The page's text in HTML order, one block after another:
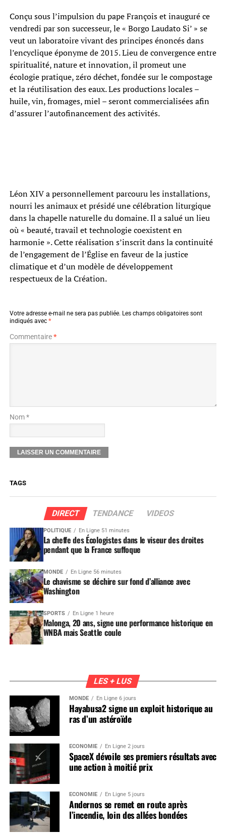
Conçu sous l’impulsion du pape François et inauguré ce
vendredi par son successeur, le « Borgo Laudato Si’ » se
veut un laboratoire vivant des principes énoncés dans
l’encyclique éponyme de 2015. Lieu de convergence entre
spiritualité, nature et innovation, il promeut une
écologie pratique, zéro déchet, fondée sur le compostage
et la réutilisation des eaux. Les productions locales –
huile, vin, fromages, miel – seront commercialisées afin
d’assurer l’autofinancement des activités.
Léon XIV a personnellement parcouru les installations,
nourri les animaux et présidé une célébration liturgique
dans la chapelle naturelle du domaine. Il a salué un lieu
où « beauté, travail et technologie coexistent en
harmonie ». Cette réalisation s’inscrit dans la continuité
de l’engagement de l’Église en faveur de la justice
climatique et d’un modèle de développement
respectueux de la Création.
Votre adresse e-mail ne sera pas publiée. Les champs obligatoires sont
indiqués avec *
Commentaire*
Nom *
TAGS
DIRECT TENDANCE VIDEOS
POLITIQUE En Ligne 51 minutes
La cheffe des Écologistes dans le viseur des droites
pendant que la France suffoque
MONDE En Ligne 56 minutes
Le chavisme se déchire sur fond d’alliance avec
Washington
SPORTS En Ligne 1 heure
Malonga, 20 ans, signe une performance historique en
WNBA mais Seattle coule
LES + LUS
MONDE En Ligne 6 jours
Hayabusa2 signe un exploit historique au
ras d’un astéroïde
ÉCONOMIE En Ligne 2 jours
SpaceX dévoile ses premiers résultats avec
une action à moitié prix
ÉCONOMIE En Ligne 5 jours
Andernos se remet en route après
l’incendie, loin des allées bondées